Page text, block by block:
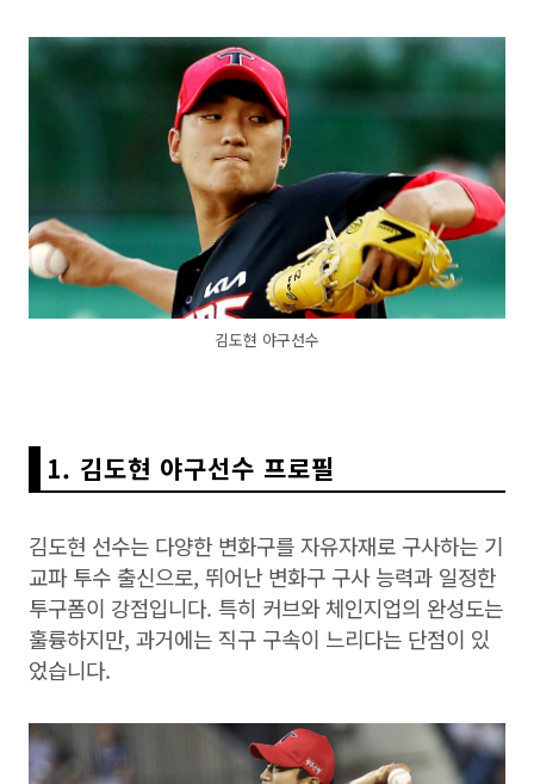
김도현 야구선수
1. 김도현 야구선수 프로필
김도현 선수는 다양한 변화구를 자유자재로 구사하는 기
교파 투수 출신으로, 뛰어난 변화구 구사 능력과 일정한
투구폼이 강점입니다. 특히 커브와 체인지업의 완성도는
훌륭하지만, 과거에는 직구 구속이 느리다는 단점이 있
었습니다.